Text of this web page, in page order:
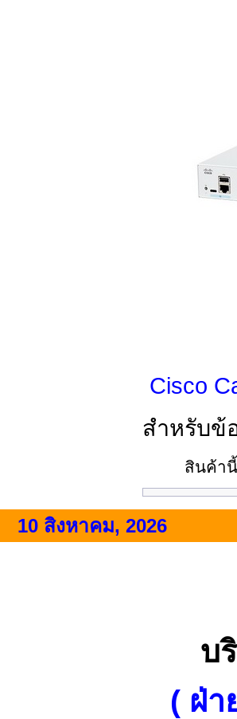
Cisco
สำหรับข้
สินค้า
10 สิงหาคม, 2026
บ
( ฝ่า